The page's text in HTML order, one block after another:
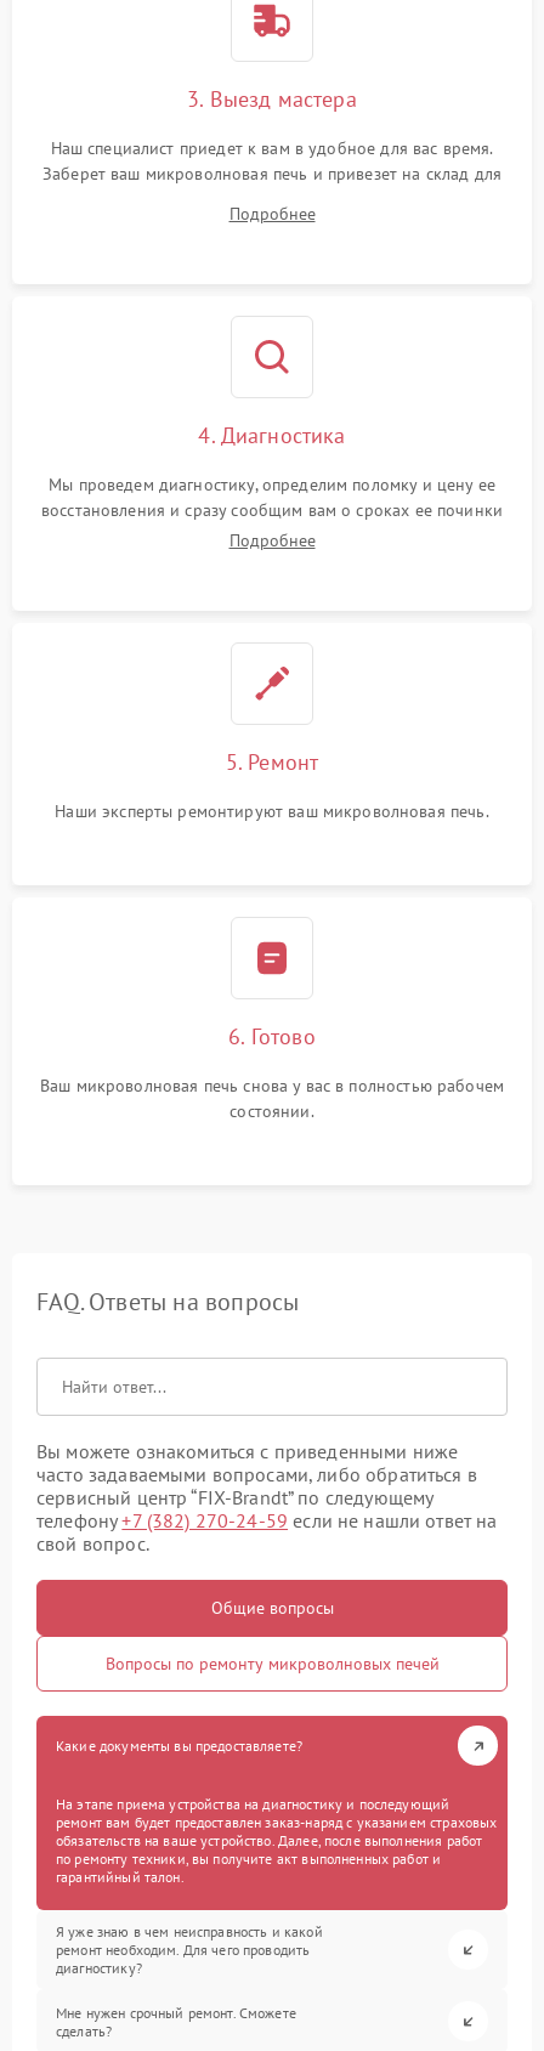
3. Выезд мастера
Наш специалист приедет к вам в удобное для вас время.
Заберет ваш микроволновая печь и привезет на склад для
Подробнее
4. Диагностика
Мы проведем диагностику, определим поломку и цену ее
восстановления и сразу сообщим вам о сроках ее починки
Подробнее
5. Ремонт
Наши эксперты ремонтируют ваш микроволновая печь.
6. Готово
Ваш микроволновая печь снова у вас в полностью рабочем
состоянии.
FAQ. Ответы на вопросы
Вы можете ознакомиться с приведенными ниже
часто задаваемыми вопросами, либо обратиться в
сервисный центр “FIX-Brandt” по следующему
телефону+7 (382) 270-24-59 если не нашли ответ на
свой вопрос.
Общие вопросы
Вопросы по ремонту микроволновых печей
Какие документы вы предоставляете?
На этапе приема устройства на диагностику и последующий
ремонт вам будет предоставлен заказ-наряд с указанием страховых
обязательств на ваше устройство. Далее, после выполнения работ
по ремонту техники, вы получите акт выполненных работ и
гарантийный талон.
Я уже знаю в чем неисправность и какой
ремонт необходим. Для чего проводить
диагностику?
Мне нужен срочный ремонт. Сможете
сделать?